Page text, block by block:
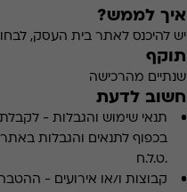
איך לממש?
יש להיכנס לאתר בית העסק,
תוקף
שנתיים מהרכישה
חשוב לדעת
תנאי שימוש והגבלות -
.ט.ל.ח
קבוצות ו/או אירועים - ההטבה